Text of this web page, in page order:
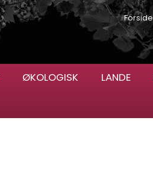
Forside
ØKOLOGISK LANDE